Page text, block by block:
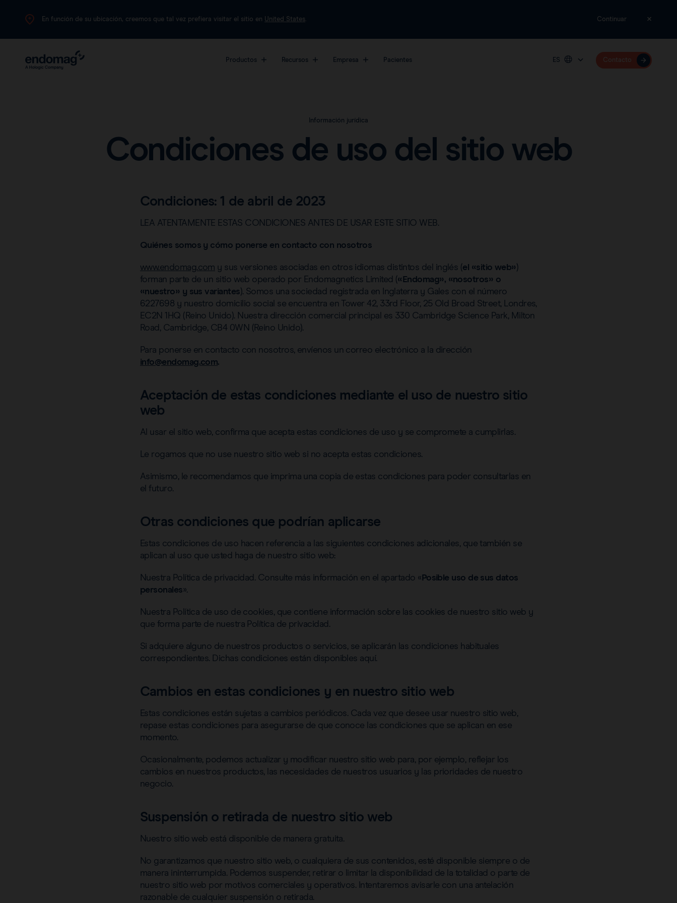
En función de su ubicación, creemos que tal vez prefiera visitar el sitio en United States. Continuar
Productos
tratamiento quirúrgico
Ver todos los
productos
Magseed®
Recursos
Preguntas frecuentes
Empresa
Trabaje con nosotros
Pacientes ES
United Kingdom
United States
Contacto
Información jurídica
Condiciones de uso del sitio web
Condiciones: 1 de abril de 2023
LEA ATENTAMENTE ESTAS CONDICIONES ANTES DE USAR ESTE SITIO WEB.
Quiénes somos y cómo ponerse en contacto con nosotros
www.endomag.com y sus versiones asociadas en otros idiomas distintos del inglés (el «sitio web»)
forman parte de un sitio web operado por Endomagnetics Limited («Endomag», «nosotros» o
«nuestro» y sus variantes). Somos una sociedad registrada en Inglaterra y Gales con el número
6227698 y nuestro domicilio social se encuentra en Tower 42, 33rd Floor, 25 Old Broad Street, Londres,
EC2N 1HQ (Reino Unido). Nuestra dirección comercial principal es 330 Cambridge Science Park, Milton
Road, Cambridge, CB4 0WN (Reino Unido).
Para ponerse en contacto con nosotros, envíenos un correo electrónico a la dirección
info@endomag.com.
Aceptación de estas condiciones mediante el uso de nuestro sitio
web
Al usar el sitio web, confirma que acepta estas condiciones de uso y se compromete a cumplirlas.
Le rogamos que no use nuestro sitio web si no acepta estas condiciones.
Asimismo, le recomendamos que imprima una copia de estas condiciones para poder consultarlas en
el futuro.
Otras condiciones que podrían aplicarse
Estas condiciones de uso hacen referencia a las siguientes condiciones adicionales, que también se
aplican al uso que usted haga de nuestro sitio web:
Nuestra Política de privacidad. Consulte más información en el apartado « Posible uso de sus datos
personales».
Nuestra Política de uso de cookies, que contiene información sobre las cookies de nuestro sitio web y
que forma parte de nuestra Política de privacidad.
Si adquiere alguno de nuestros productos o servicios, se aplicarán las condiciones habituales
correspondientes. Dichas condiciones están disponibles aquí.
Cambios en estas condiciones y en nuestro sitio web
Estas condiciones están sujetas a cambios periódicos. Cada vez que desee usar nuestro sitio web,
repase estas condiciones para asegurarse de que conoce las condiciones que se aplican en ese
momento.
Ocasionalmente, podemos actualizar y modificar nuestro sitio web para, por ejemplo, reflejar los
cambios en nuestros productos, las necesidades de nuestros usuarios y las prioridades de nuestro
negocio.
Suspensión o retirada de nuestro sitio web
Nuestro sitio web está disponible de manera gratuita.
No garantizamos que nuestro sitio web, o cualquiera de sus contenidos, esté disponible siempre o de
manera ininterrumpida. Podemos suspender, retirar o limitar la disponibilidad de la totalidad o parte de
nuestro sitio web por motivos comerciales y operativos. Intentaremos avisarle con una antelación
razonable de cualquier suspensión o retirada.